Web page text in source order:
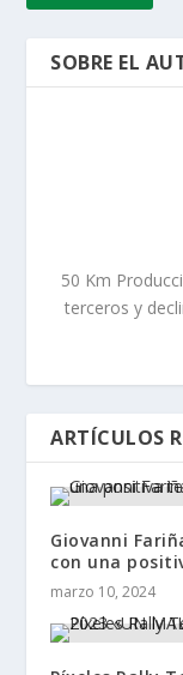
SOBRE EL
50 Km
terceros y
ARTÍCULOS
Giovanni
con una
marzo 10, 2024